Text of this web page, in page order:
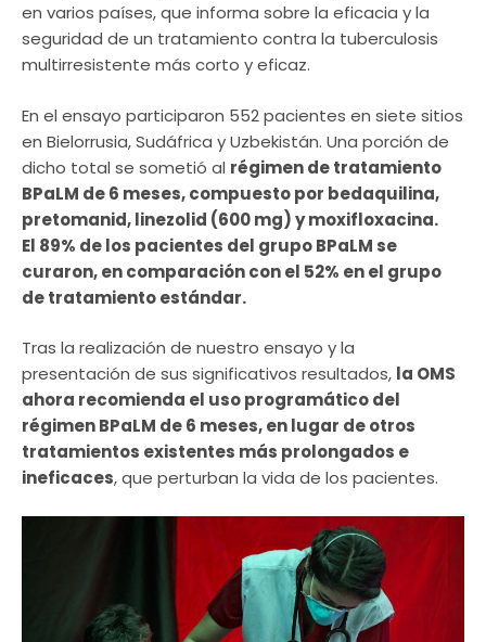
en varios países, que informa sobre la eficacia y la
seguridad de un tratamiento contra la tuberculosis
multirresistente más corto y eficaz.
En el ensayo participaron 552 pacientes en siete sitios
en Bielorrusia, Sudáfrica y Uzbekistán. Una porción de
dicho total se sometió al régimen de tratamiento
BPaLM de 6 meses, compuesto por bedaquilina,
pretomanid, linezolid (600 mg) y moxifloxacina.
El 89% de los pacientes del grupo BPaLM se
curaron, en comparación con el 52% en el grupo
de tratamiento estándar.
Tras la realización de nuestro ensayo y la
presentación de sus significativos resultados, la OMS
ahora recomienda el uso programático del
régimen BPaLM de 6 meses, en lugar de otros
tratamientos existentes más prolongados e
ineficaces, que perturban la vida de los pacientes.